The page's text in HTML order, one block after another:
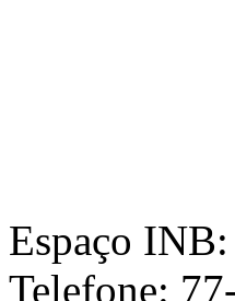
Espaço
Telefone: